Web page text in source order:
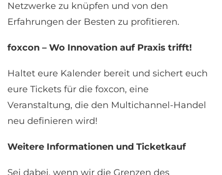
Netzwerke zu knüpfen und von den
Erfahrungen der Besten zu profitieren.
foxcon – Wo Innovation auf Praxis trifft!
Haltet eure Kalender bereit und sichert euch
eure Tickets für die foxcon, eine
Veranstaltung, die den Multichannel-Handel
neu definieren wird!
Weitere Informationen und Ticketkauf
Sei dabei, wenn wir die Grenzen des